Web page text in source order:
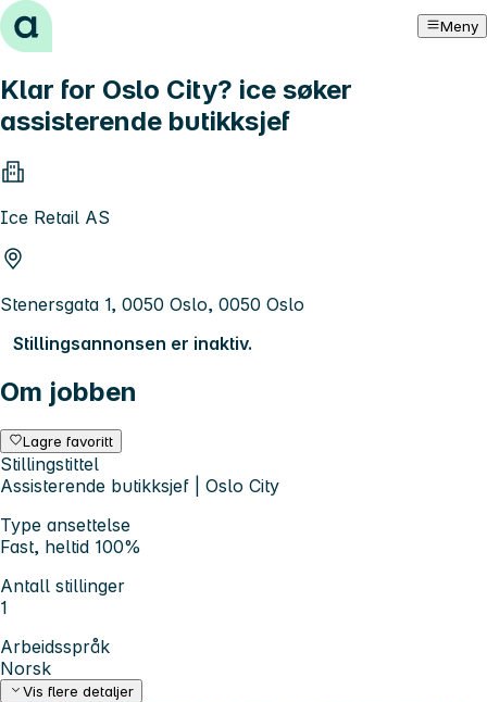
Hopp til innhold Meny
Klar for Oslo City? ice søker
assisterende butikksjef
Ice Retail AS
Stenersgata 1, 0050 Oslo, 0050 Oslo
Stillingsannonsen er inaktiv.
Om jobben
Lagre favoritt
Stillingstittel
Assisterende butikksjef | Oslo City
Type ansettelse
Fast, heltid 100%
Antall stillinger
1
Arbeidsspråk
Norsk
Vis flere detaljer